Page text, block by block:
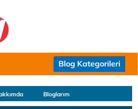
Blog Kategorileri
Bloglarım